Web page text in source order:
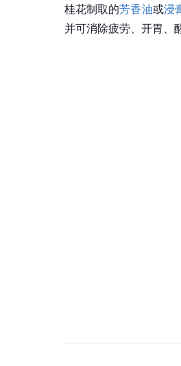
桂花制取的芳香油或浸
并可消除疲劳、开胃、